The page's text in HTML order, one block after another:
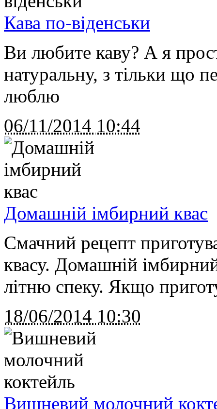
Кава по-віденськи
Ви любите каву? А я
натуральну, з тільки що
люблю
06/11/2014 10:44
Домашній імбирний квас
Смачний рецепт
квасу. Домашній
літню спеку. Якщо
18/06/2014 10:30
Вишневий молочний